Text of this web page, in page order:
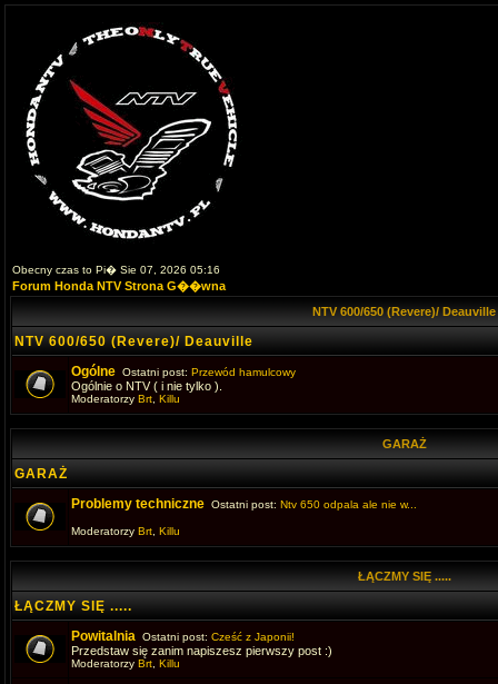
Obecny czas to Pi� Sie 07, 2026 05:16
Forum Honda NTV Strona G��wna
NTV 600/650 (Revere)/ Deauville
NTV 600/650 (Revere)/ Deauville
Ogólne Ostatni post: Przewód hamulcowy
Ogólnie o NTV ( i nie tylko ).
Moderatorzy Brt Killu
GARAŻ
GARAŻ
Problemy techniczne Ostatni post: Ntv 650 odpala ale nie w...
Moderatorzy Brt Killu
ŁĄCZMY SIĘ .....
ŁĄCZMY SIĘ .....
Powitalnia Ostatni post: Cześć z Japonii!
Przedstaw się zanim napiszesz pierwszy post :)
Moderatorzy Brt Killu